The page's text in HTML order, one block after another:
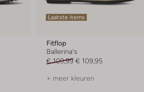
Laatste items
Fitflop
Ballerina's
€ 109,99 € 109,95
+ meer kleuren